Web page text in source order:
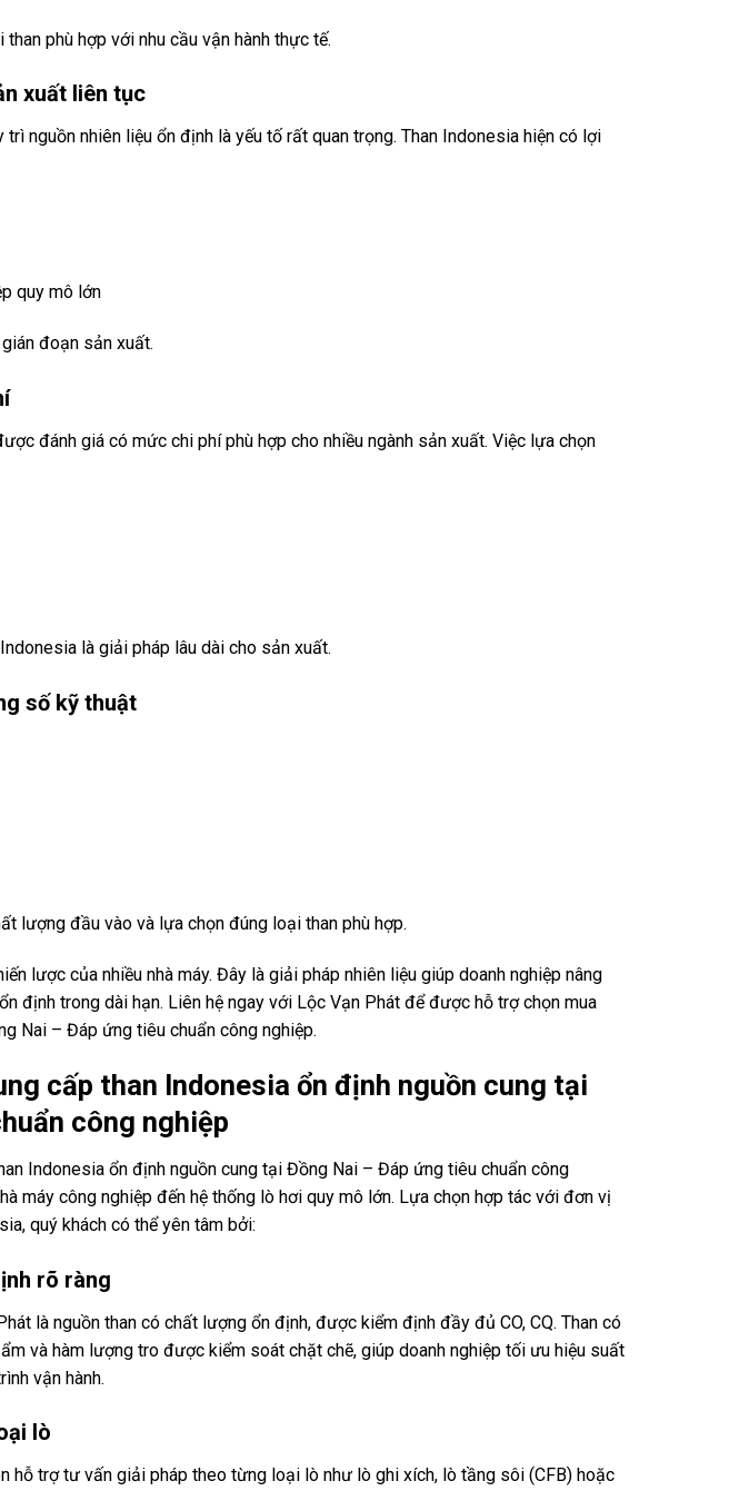
phù hợp với nhu cầu vận hành thực tế.
xuất liên tục
nguồn nhiên liệu ổn định là yếu tố rất quan trọng. Than Indonesia hiện có lợi
quy mô lớn
đoạn sản xuất.
đánh giá có mức chi phí phù hợp cho nhiều ngành sản xuất. Việc lựa chọn
là giải pháp lâu dài cho sản xuất.
số kỹ thuật
lượng đầu vào và lựa chọn đúng loại than phù hợp.
lược của nhiều nhà máy. Đây là giải pháp nhiên liệu giúp doanh nghiệp nâng
định trong dài hạn. Liên hệ ngay với Lộc Vạn Phát để được hỗ trợ chọn mua
Nai – Đáp ứng tiêu chuẩn công nghiệp.
cấp than Indonesia ổn định nguồn cung tại
công nghiệp
Indonesia ổn định nguồn cung tại Đồng Nai – Đáp ứng tiêu chuẩn công
máy công nghiệp đến hệ thống lò hơi quy mô lớn. Lựa chọn hợp tác với đơn vị
quý khách có thể yên tâm bởi:
rõ ràng
là nguồn than có chất lượng ổn định, được kiểm định đầy đủ CO, CQ. Than có
và hàm lượng tro được kiểm soát chặt chẽ, giúp doanh nghiệp tối ưu hiệu suất
vận hành.
lò
hỗ trợ tư vấn giải pháp theo từng loại lò như lò ghi xích, lò tầng sôi (CFB) hoặc